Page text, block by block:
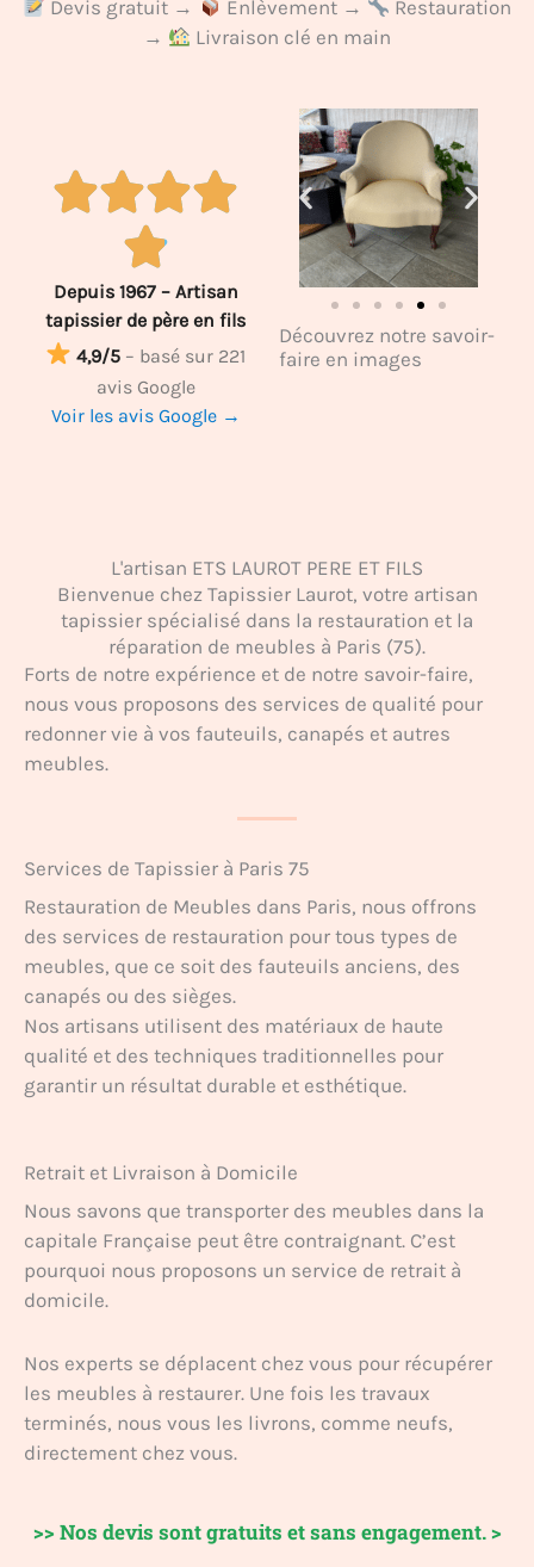
Devis gratuit →
Enlèvement →
Restauration
→
Livraison clé en main
Depuis 1967 – Artisan
tapissier de père en fils
4,9/5 – basé sur 221
avis Google
Voir les avis Google →
Découvrez notre savoir-
faire en images
L'artisan ETS LAUROT PERE ET FILS
Bienvenue chez Tapissier Laurot, votre artisan
tapissier spécialisé dans la restauration et la
réparation de meubles à Paris (75).
Forts de notre expérience et de notre savoir-faire,
nous vous proposons des services de qualité pour
redonner vie à vos fauteuils, canapés et autres
meubles.
Services de Tapissier à Paris 75
Restauration de Meubles dans Paris, nous offrons
des services de restauration pour tous types de
meubles, que ce soit des fauteuils anciens, des
canapés ou des sièges.
Nos artisans utilisent des matériaux de haute
qualité et des techniques traditionnelles pour
garantir un résultat durable et esthétique.
Retrait et Livraison à Domicile
Nous savons que transporter des meubles dans la
capitale Française peut être contraignant. C’est
pourquoi nous proposons un service de retrait à
domicile.
Nos experts se déplacent chez vous pour récupérer
les meubles à restaurer. Une fois les travaux
terminés, nous vous les livrons, comme neufs,
directement chez vous.
>> Nos devis sont gratuits et sans engagement. >